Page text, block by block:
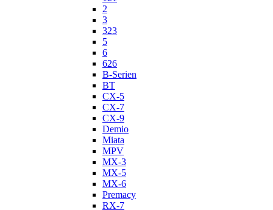
2
3
323
5
6
626
B-Serien
BT
CX-5
CX-7
CX-9
Demio
Miata
MPV
MX-3
MX-5
MX-6
Premacy
RX-7